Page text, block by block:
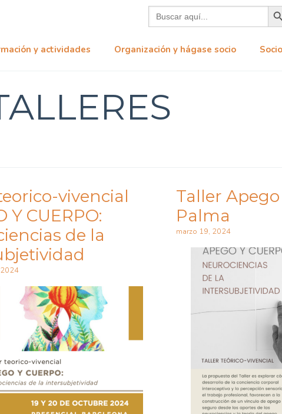
y actividades Organización y hágase socio
Buscar: Botón
vivencial
Y CUERPO:
de la
Taller
Palma
marzo 19, 2024